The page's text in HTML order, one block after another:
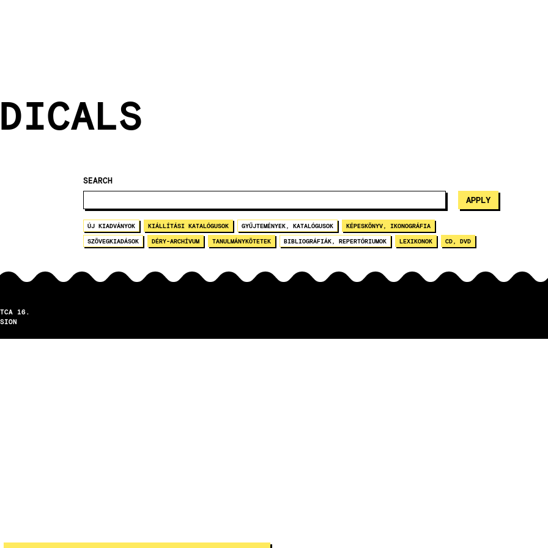
SEARCH
ÚJ KIADVÁNYOK KIÁLLÍTÁSI KATALÓGUSOK GYŰJTEMÉNYEK, KATALÓGUSOK KÉPESKÖNYV, IKONOGRÁFIA
SZÖVEGKIADÁSOK DÉRY-ARCHÍVUM TANULMÁNYKÖTETEK BIBLIOGRÁFIÁK, REPERTÓRIUMOK LEXIKONOK CD, DVD
16.